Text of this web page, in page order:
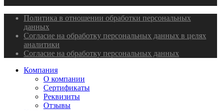
Политика в отношении обработки персональных
данных
Согласие на обработку персональных данных в целях
аналитики
Согласие на обработку персональных данных
Компания
О компании
Сертификаты
Реквизиты
Отзывы